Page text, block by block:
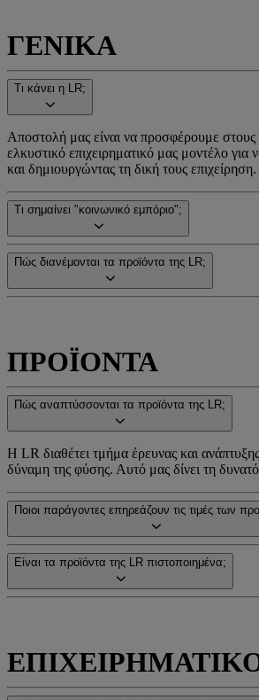
ΓΕΝΙΚΑ
Τι κάνει η LR;
Αποστολή μας είναι να προσφέρουμε στους
ελκυστικό επιχειρηματικό μας μοντέλο
και δημιουργώντας τη δική τους επιχείρηση.
Τι σημαίνει "κοινωνικό εμπόριο";
Πώς διανέμονται τα προϊόντα της LR;
ΠΡΟΪΟΝΤΑ
Πώς αναπτύσσονται τα προϊόντα της LR;
Η LR διαθέτει τμήμα έρευνας και
δύναμη της φύσης. Αυτό μας δίνει τη
Ποιοι παράγοντες επηρεάζουν τις τιμές των
Είναι τα προϊόντα της LR πιστοποιημένα;